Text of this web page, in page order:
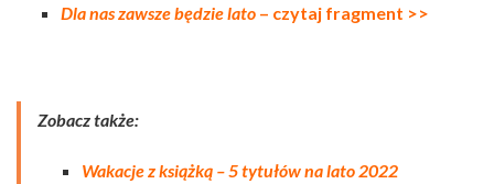
Dla nas zawsze będzie lato – czytaj fragment >>
Zobacz także:
Wakacje z książką – 5 tytułów na lato 2022